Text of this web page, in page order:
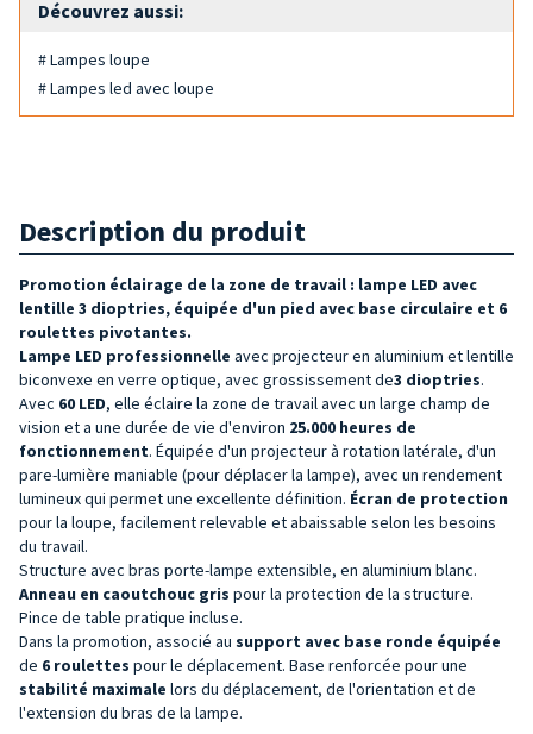
Découvrez aussi:
# Lampes loupe
# Lampes led avec loupe
Description du produit
Promotion éclairage de la zone de travail : lampe LED avec
lentille 3 dioptries, équipée d'un pied avec base circulaire et 6
roulettes pivotantes.
Lampe LED professionnelle avec projecteur en aluminium et lentille
biconvexe en verre optique, avec grossissement de3 dioptries.
Avec 60 LED, elle éclaire la zone de travail avec un large champ de
vision et a une durée de vie d'environ 25.000 heures de
fonctionnement. Équipée d'un projecteur à rotation latérale, d'un
pare-lumière maniable (pour déplacer la lampe), avec un rendement
lumineux qui permet une excellente définition. Écran de protection
pour la loupe, facilement relevable et abaissable selon les besoins
du travail.
Structure avec bras porte-lampe extensible, en aluminium blanc.
Anneau en caoutchouc gris pour la protection de la structure.
Pince de table pratique incluse.
Dans la promotion, associé au support avec base ronde équipée
de 6 roulettes pour le déplacement. Base renforcée pour une
stabilité maximale lors du déplacement, de l'orientation et de
l'extension du bras de la lampe.